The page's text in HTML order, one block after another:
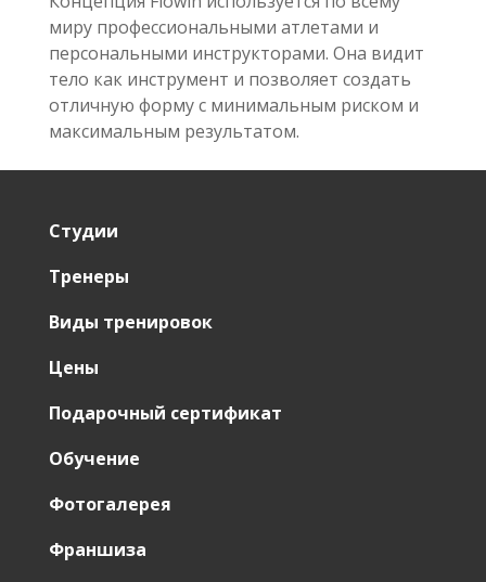
миру профессиональными атлетами и
персональными инструкторами. Она видит
тело как инструмент и позволяет создать
отличную форму с минимальным риском и
максимальным результатом.
Студии
Тренеры
Виды тренировок
Цены
Подарочный сертификат
Обучение
Фотогалерея
Франшиза